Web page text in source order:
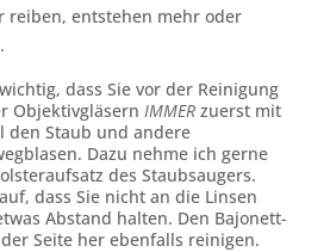
reiben, entstehen mehr oder
dass Sie vor der Reinigung
Objektivgläsern IMMER zuerst mit
den Staub und andere
Dazu nehme ich gerne
des Staubsaugers.
dass Sie nicht an die Linsen
Abstand halten. Den Bajonett-
Seite her ebenfalls reinigen.